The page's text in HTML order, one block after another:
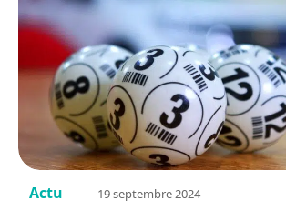
Actu 19 septembre 2024